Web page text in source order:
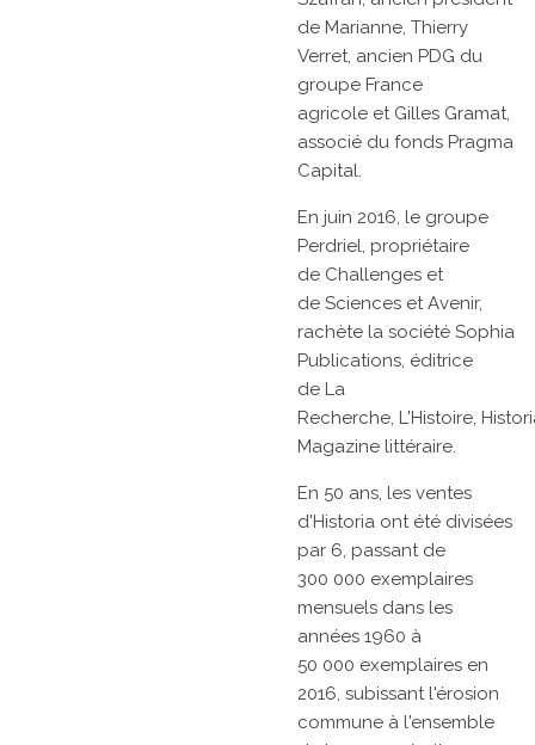
de Marianne, Thierry
Verret, ancien PDG du
groupe France
agricole et Gilles Gramat,
associé du fonds Pragma
Capital.
En juin 2016, le groupe
Perdriel, propriétaire
de Challenges et
de Sciences et Avenir,
rachète la société Sophia
Publications, éditrice
de La
Recherche, L'Histoire,
Magazine littéraire.
En 50 ans, les ventes
d'Historia ont été divisées
par 6, passant de
300 000 exemplaires
mensuels dans les
années 1960 à
50 000 exemplaires en
2016, subissant l'érosion
commune à l'ensemble